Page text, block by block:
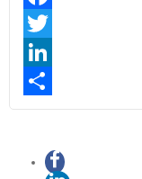
Facebook
Twitter
LinkedIn
Share